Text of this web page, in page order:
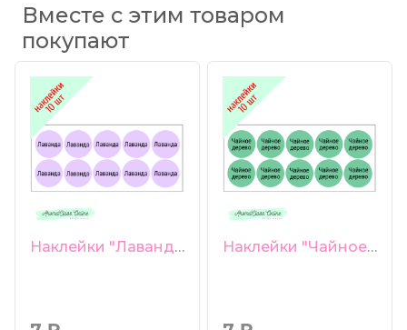
Вместе с этим товаром
покупают
Наклейки "Лаванда" 10 шт Наклейки "Чайное дерево" 10 шт